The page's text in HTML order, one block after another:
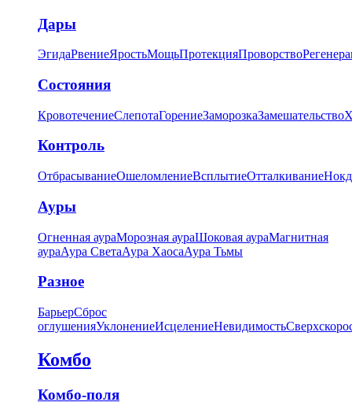
Дары
ЭгидаРвениеЯростьМощьПротекцияПроворство
Состояния
КровотечениеСлепотаГорениеЗаморозкаЗамешательство
Контроль
ОтбрасываниеОшеломлениеВсплытиеОтталкивание
Ауры
Огненная аураМорозная аураШоковая аураМагнитная
аураАура СветаАура ХаосаАура Тьмы
Разное
БарьерСброс
оглушенияУклонениеИсцелениеНевидимость
Комбо
Комбо-поля